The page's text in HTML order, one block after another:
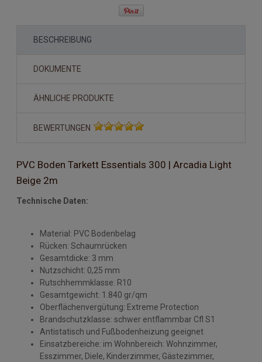
BESCHREIBUNG
DOKUMENTE
ÄHNLICHE PRODUKTE
BEWERTUNGEN
PVC Boden Tarkett Essentials 300 | Arcadia Light
Beige 2m
Technische Daten:
Material: PVC Bodenbelag
Rücken: Schaumrücken
Gesamtdicke: 3 mm
Nutzschicht: 0,25 mm
Rutschhemmklasse: R10
Gesamtgewicht: 1.840 gr/qm
Oberflächenvergütung: Extreme Protection
Brandschutzklasse: schwer entflammbar Cfl S1
Antistatisch und Fußbodenheizung geeignet
Einsatzbereiche: im Wohnbereich: Wohnzimmer,
Esszimmer, Diele, Kinderzimmer, Gästezimmer,